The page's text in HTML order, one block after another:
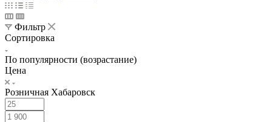
Фильтр
Сортировка
По популярности (возрастание)
Цена
Розничная Хабаровск